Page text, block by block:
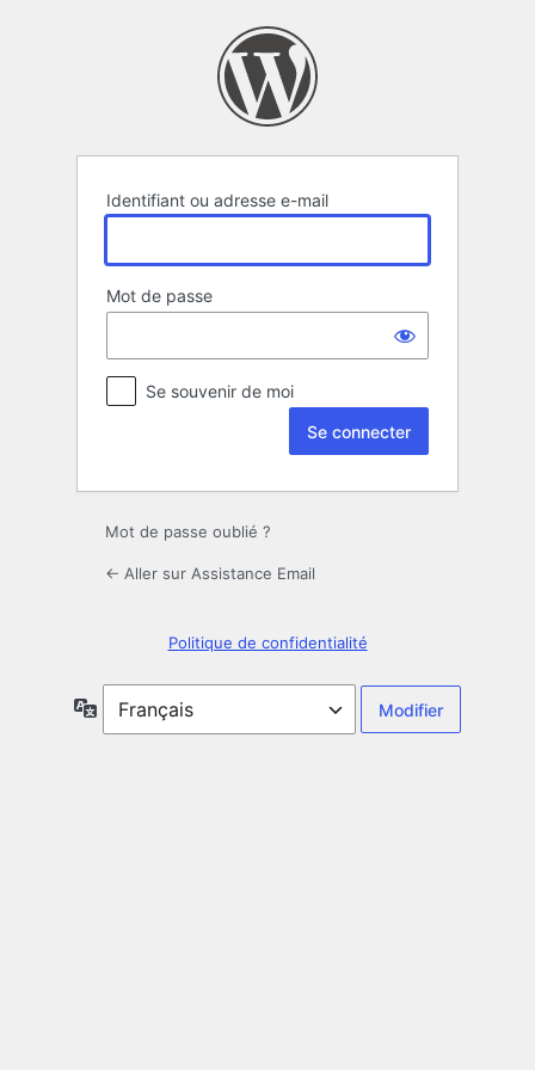
Identifiant ou adresse e-mail
Mot de passe
Se souvenir de moi
Mot de passe oublié ?
← Aller sur Assistance Email
Politique de confidentialité
Langue